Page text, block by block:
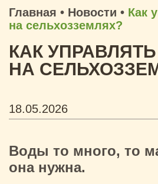
Главная • Новости • Как
на сельхозземлях?
КАК
НА
18.05.2026
Воды то много, то
она нужна.